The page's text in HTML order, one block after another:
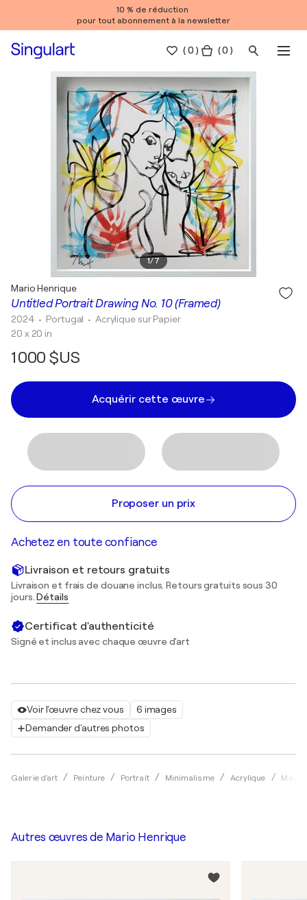
10 % de réduction
pour tout abonnement à la newsletter
(0 ) ( 0 )
1/7
Voir l'œuvre chez vous
6 images
Demander d'autres photos
Galerie d'art Peinture Portrait Minimalisme Acrylique Mario
Untitled Portrait Drawing No. 10 (Framed)
Mario Henrique
2024 • Portugal • Acrylique sur Papier
20 x 20 in
1 000 $US
Acquérir cette œuvre
Proposer un prix
Achetez en toute confiance
Livraison et retours gratuits
Livraison et frais de douane inclus. Retours gratuits sous 30
jours.Détails
Certificat d'authenticité
Signé et inclus avec chaque œuvre d'art
Autres œuvres de Mario Henrique